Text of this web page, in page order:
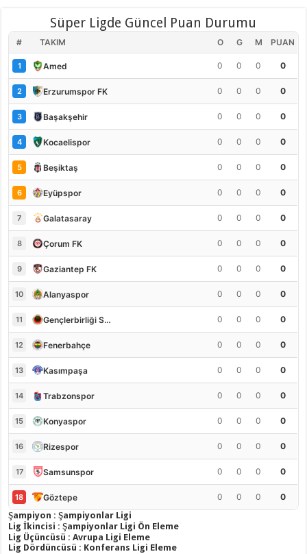
Süper Ligde Güncel Puan Durumu
# TAKIM O G M PUAN
1 Amed 0 0 0 0
2 Erzurumspor FK 0 0 0 0
3 Başakşehir 0 0 0 0
4 Kocaelispor 0 0 0 0
5 Beşiktaş 0 0 0 0
6 Eyüpspor 0 0 0 0
7 Galatasaray 0 0 0 0
8 Çorum FK 0 0 0 0
9 Gaziantep FK 0 0 0 0
10 Alanyaspor 0 0 0 0
11 Gençlerbirliği S.K. 0 0 0 0
12 Fenerbahçe 0 0 0 0
13 Kasımpaşa 0 0 0 0
14 Trabzonspor 0 0 0 0
15 Konyaspor 0 0 0 0
16 Rizespor 0 0 0 0
17 Samsunspor 0 0 0 0
18 Göztepe 0 0 0
0
Şampiyon : Şampiyonlar Ligi
Lig İkincisi : Şampiyonlar Ligi Ön Eleme
Lig Üçüncüsü : Avrupa Ligi Eleme
Lig Dördüncüsü : Konferans Ligi Eleme